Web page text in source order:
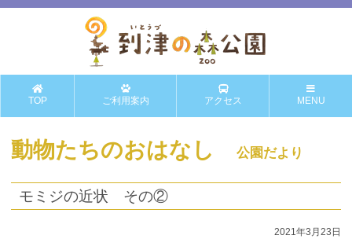
TOP ご利用案内 アクセス MENU
動物たちのおはなし 公園だより
モミジの近状 その②
2021年3月23日